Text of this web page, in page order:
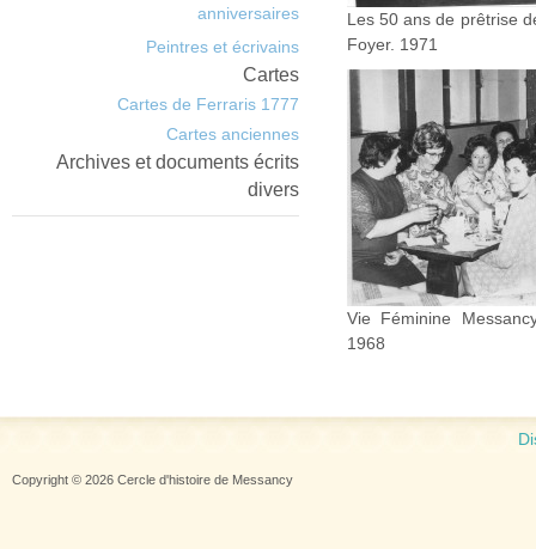
anniversaires
Peintres et écrivains
Cartes
Cartes de Ferraris 1777
Cartes anciennes
Archives et documents écrits
divers
Les 50 ans de prêtrise
Foyer. 1971
Vie Féminine
1968
Copyright © 2026 Cercle d'histoire de Messancy